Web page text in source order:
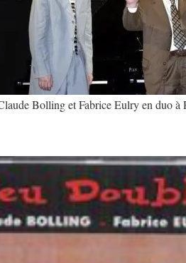
Bolling et Fabrice Eulry en duo à